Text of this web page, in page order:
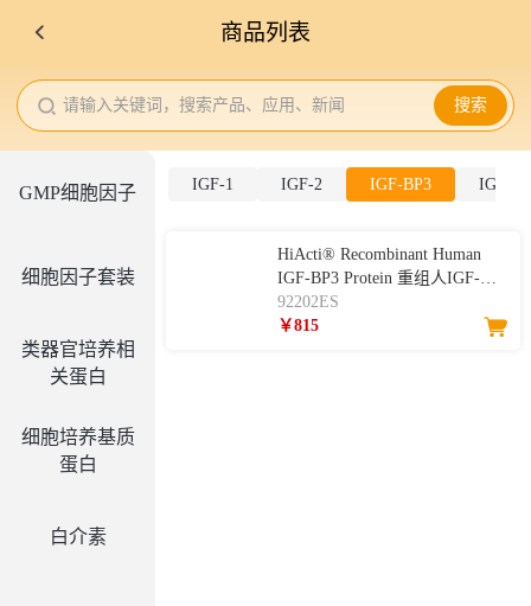
商品列表
请输入关键词，搜索产品、应用、新闻 搜索
GMP细胞因子
细胞因子套装
类器官培养相
关蛋白
细胞培养基质
蛋白
白介素
IGF-1 IGF-2 IGF-BP3 IGF-
HiActi® Recombinant Human
IGF-BP3 Protein 重组人IGF-
BP3
92202ES
￥815